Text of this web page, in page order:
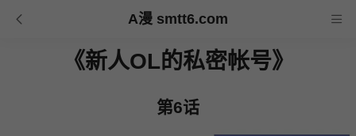
A漫 smtt6.com
《新人OL的私密帐号》
第6话